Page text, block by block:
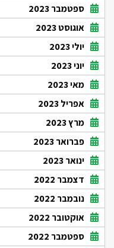
ספטמבר 2023
אוגוסט 2023
יולי 2023
יוני 2023
מאי 2023
אפריל 2023
מרץ 2023
פברואר 2023
ינואר 2023
דצמבר 2022
נובמבר 2022
אוקטובר 2022
ספטמבר 2022